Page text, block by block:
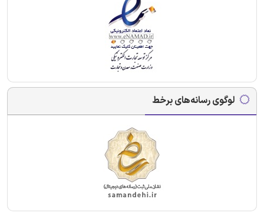
لوگوی رسانه‌های برخط